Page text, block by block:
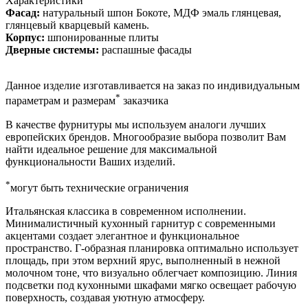
Фасад: натуральный шпон Бокоте, МДФ эмаль глянцевая,
глянцевый кварцевый камень.
Корпус: шпонированные плиты
Дверные системы: распашные фасады
Данное изделие изготавливается на заказ по индивидуальным
параметрам и размерам* заказчика
В качестве фурнитуры мы используем аналоги лучших
европейских брендов. Многообразие выбора позволит Вам
найти идеальное решение для максимальной
функциональности Ваших изделий.
*могут быть технические ограничения
Итальянская классика в современном исполнении.
Минималистичный кухонный гарнитур с современными
акцентами создает элегантное и функциональное
пространство. Г-образная планировка оптимально использует
площадь, при этом верхний ярус, выполненный в нежной
молочном тоне, что визуально облегчает композицию. Линия
подсветки под кухонными шкафами мягко освещает рабочую
поверхность, создавая уютную атмосферу.